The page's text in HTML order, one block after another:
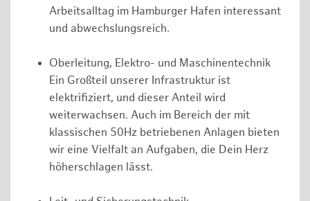
Arbeitsalltag im Hamburger Hafen interessant
und abwechslungsreich.
Oberleitung, Elektro- und Maschinentechnik
Ein Großteil unserer Infrastruktur ist
elektrifiziert, und dieser Anteil wird
weiterwachsen. Auch im Bereich der mit
klassischen 50Hz betriebenen Anlagen bieten
wir eine Vielfalt an Aufgaben, die Dein Herz
höherschlagen lässt.